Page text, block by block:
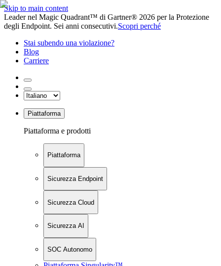
Skip to main content
Leader nel Magic Quadrant™ di Gartner® 2026 per la Protezione
degli Endpoint. Sei anni consecutivi.Scopri perché
Stai subendo una violazione?
Blog
Carriere
Piattaforma
Piattaforma e prodotti
Piattaforma
Sicurezza Endpoint
Sicurezza Cloud
Sicurezza AI
SOC Autonomo